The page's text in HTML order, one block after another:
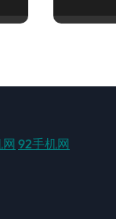
92手机网